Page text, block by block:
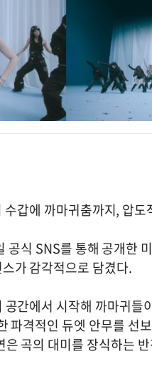
갑에 까마귀춤까지, 압도
공식 SNS를 통해 공개
가 감각적으로 담겼다.
간에서 시작해 까마귀들
파격적인 듀엣 안무를 선
곡의 대미를 장식하는